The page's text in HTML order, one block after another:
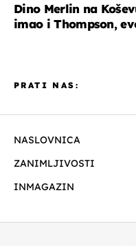
Dino Merlin na
imao i Thompson,
NASLOVNICA
ZANIMLJIVOSTI
INMAGAZIN
PRATI NAS: